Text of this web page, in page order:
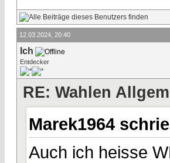
12.03.2024, 20:40
Ich
Entdecker
RE: Wahlen
Marek1964
Auch ich heisse